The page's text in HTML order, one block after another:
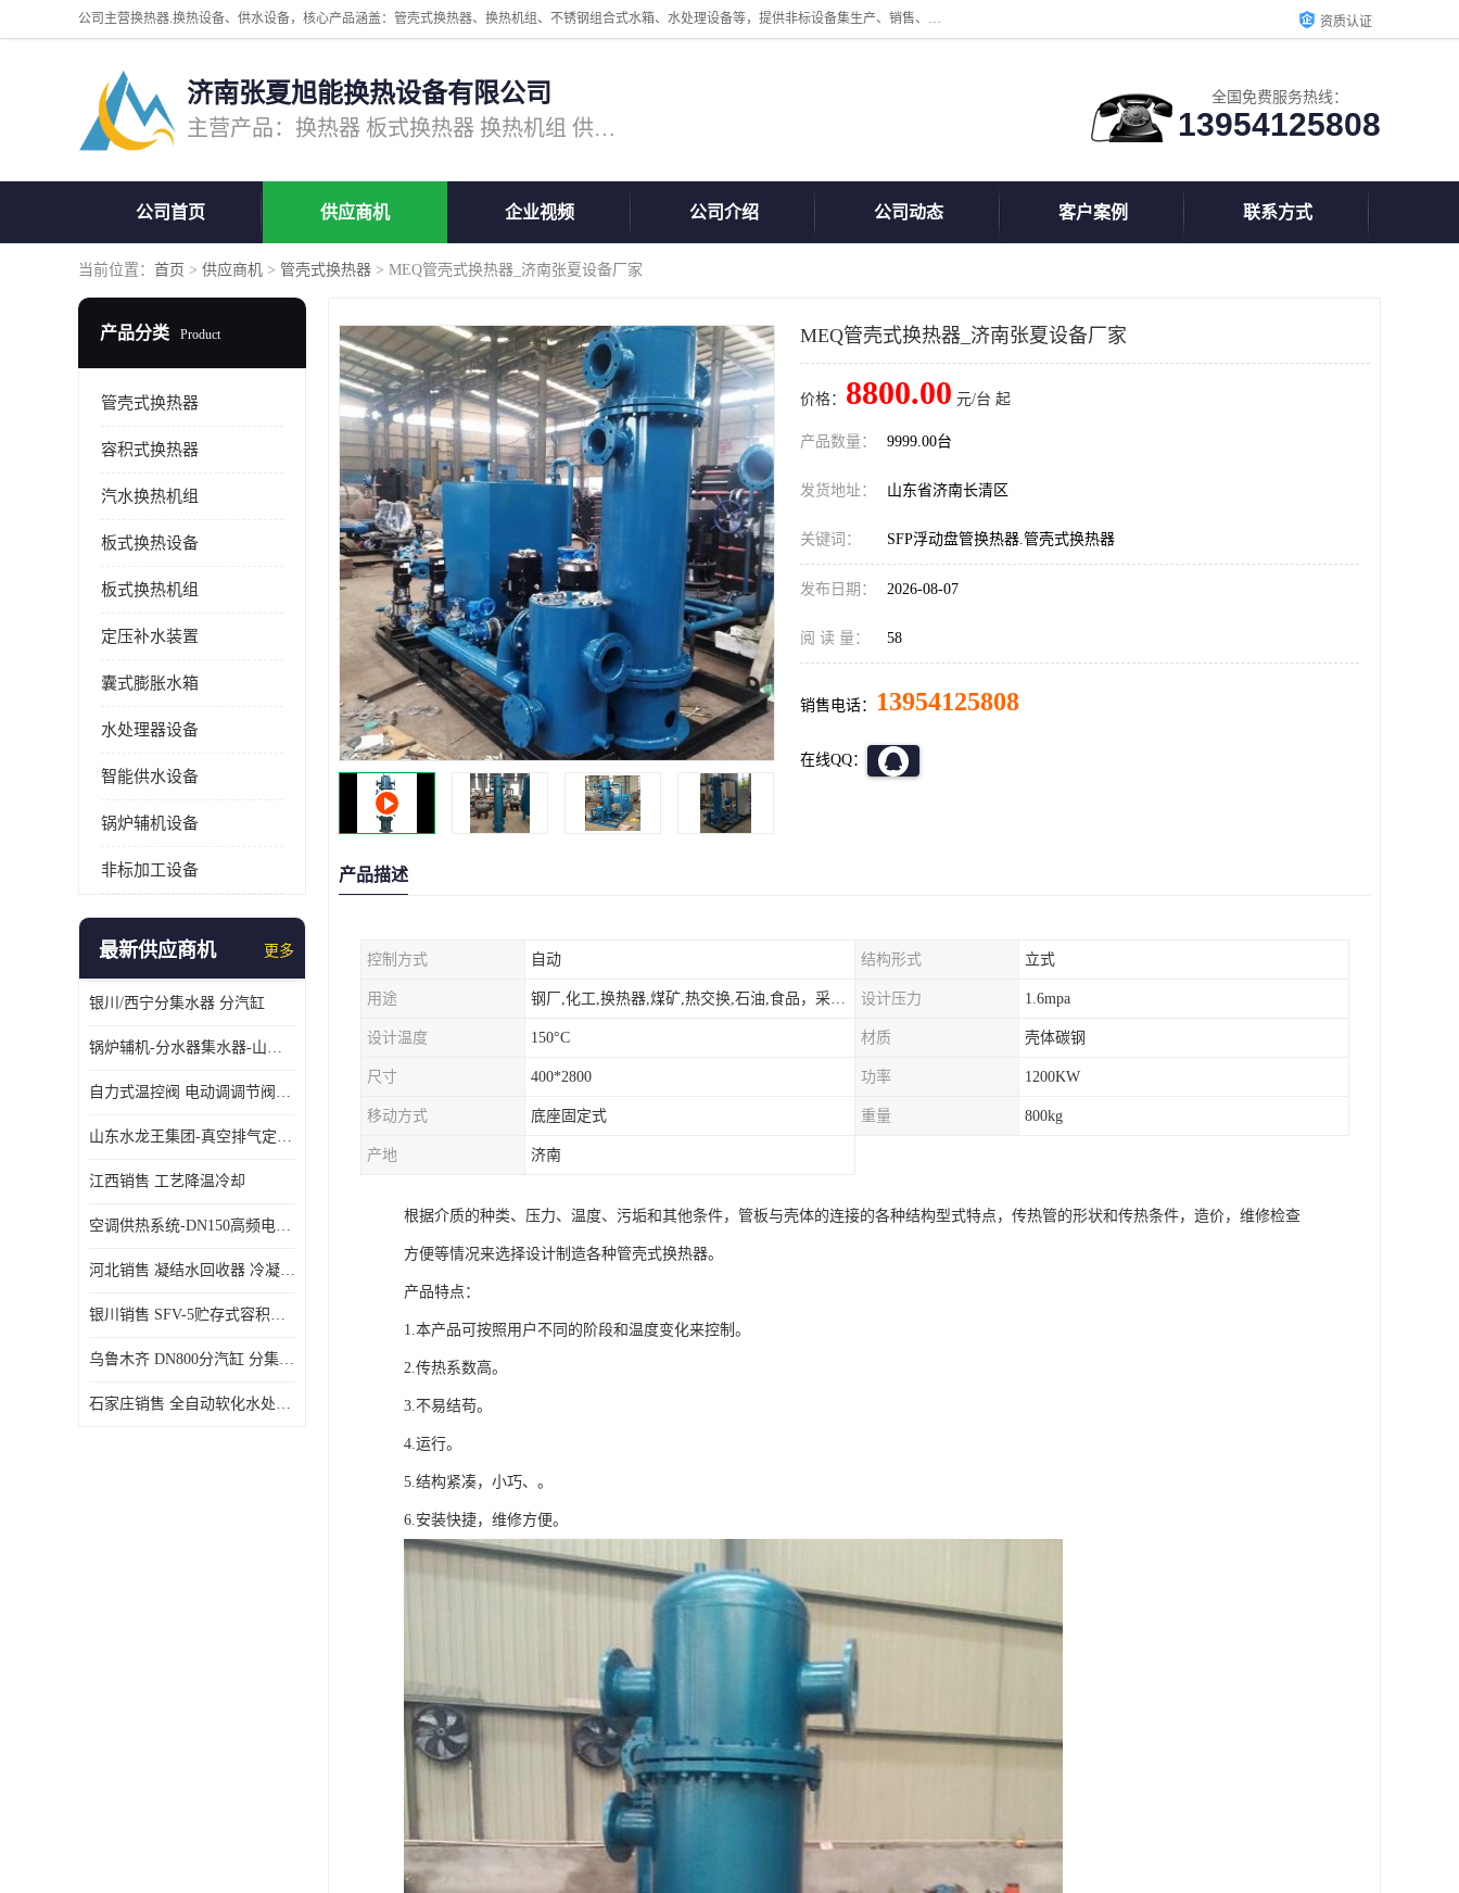
公司主营换热器.换热设备、供水设备，核心产品涵盖：管壳式换热器、换热机组、不锈钢组合式水箱、水处理设备等，提供非标设备集生产、销售、安装一体化服务，可满足全国酒店、学校、医院、商业综合体、工业项目等多场景换热与供水需求。 资质认证
济南张夏旭能换热设备有限公司
主营产品：换热器 板式换热器 换热机组 供水设备 水处理设备
全国免费服务热线：
13954125808
公司首页 供应商机 企业视频 公司介绍 公司动态 客户案例 联系方式
当前位置： 首页 > 供应商机 > 管壳式换热器 > MEQ管壳式换热器_济南张夏设备厂家
产品分类 Product
管壳式换热器
容积式换热器
汽水换热机组
板式换热设备
板式换热机组
定压补水装置
囊式膨胀水箱
水处理器设备
智能供水设备
锅炉辅机设备
非标加工设备
最新供应商机 更多
银川/西宁分集水器 分汽缸
锅炉辅机-分水器集水器-山东龙源供热设备
自力式温控阀 电动调调节阀温控阀-济南张夏水暖设备
山东水龙王集团-真空排气定压机组
江西销售 工艺降温冷却
空调供热系统-DN150高频电子水除垢仪
河北销售 凝结水回收器 冷凝水回收器
银川销售 SFV-5贮存式容积式换热器
乌鲁木齐 DN800分汽缸 分集水器
石家庄销售 全自动软化水处理器
MEQ管壳式换热器_济南张夏设备厂家
价格： 8800.00 元/台 起
产品数量： 9999.00台
发货地址： 山东省济南长清区
关键词： SFP浮动盘管换热器.管壳式换热器
发布日期： 2026-08-07
阅 读 量： 58
销售电话： 13954125808
在线QQ：
产品描述
控制方式 自动 结构形式 立式
用途 钢厂,化工,换热器,煤矿,热交换,石油,食品，采暖.供热.空调。 设计压力 1.6mpa
设计温度 150°C 材质 壳体碳钢
尺寸 400*2800 功率 1200KW
移动方式 底座固定式 重量 800kg
产地 济南
根据介质的种类、压力、温度、污垢和其他条件，管板与壳体的连接的各种结构型式特点，传热管的形状和传热条件，造价，维修检查
方便等情况来选择设计制造各种管壳式换热器。
产品特点：
1.本产品可按照用户不同的阶段和温度变化来控制。
2.传热系数高。
3.不易结苟。
4.运行。
5.结构紧凑，小巧、。
6.安装快捷，维修方便。